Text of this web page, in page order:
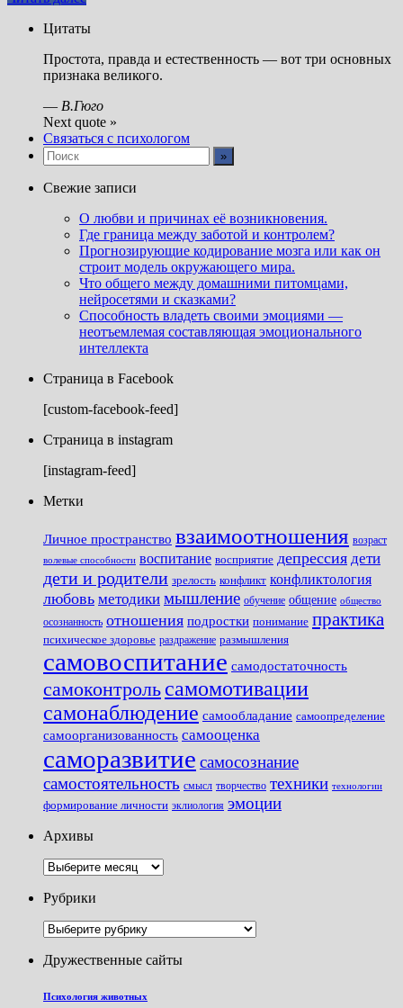
Цитаты
Простота, правда и естественность — вот три основных
признака великого.
— В.Гюго
Next quote »
Связаться с психологом
Свежие записи
О любви и причинах её возникновения.
Где граница между заботой и контролем?
Прогнозирующие кодирование мозга или как он
строит модель окружающего мира.
Что общего между домашними питомцами,
нейросетями и сказками?
Способность владеть своими эмоциями —
неотъемлемая составляющая эмоционального
интеллекта
Страница в Facebook
[custom-facebook-feed]
Страница в instagram
[instagram-feed]
Метки
Личное пространство взаимоотношения возраст
волевые способности воспитание восприятие депрессия дети
дети и родители зрелость конфликт конфликтология
любовь методики мышление обучение общение общество
осознанность отношения подростки понимание практика
психическое здоровье раздражение размышления
самовоспитание самодостаточность
самоконтроль самомотивации
самонаблюдение самообладание самоопределение
самоорганизованность самооценка
саморазвитие самосознание
самостоятельность смысл творчество техники технологии
формирование личности эклиология эмоции
Архивы
Архивы
Рубрики
Рубрики
Дружественные сайты
Психология животных